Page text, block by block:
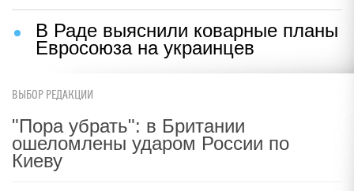
В Раде выяснили коварные планы
Евросоюза на украинцев
ВЫБОР РЕДАКЦИИ
"Пора убрать": в Британии
ошеломлены ударом России по
Киеву